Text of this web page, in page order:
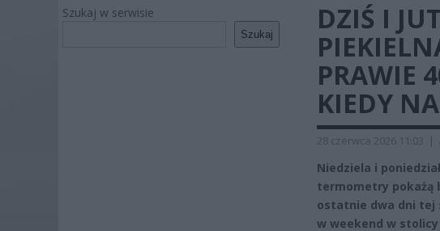
Szukaj w serwisie
Szukaj
DZIŚ I
PRAWIE
KIEDY
28 czerwca 2026 11:03 |
Niedziela i
termometry pokażą
ostatnie dwa dni tej
w weekend w stolicy